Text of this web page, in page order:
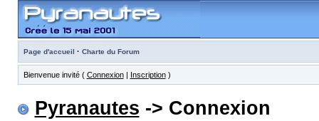
Page d'accueil · Charte du Forum
Bienvenue invité ( Connexion| Inscription)
Pyranautes -> Connexion